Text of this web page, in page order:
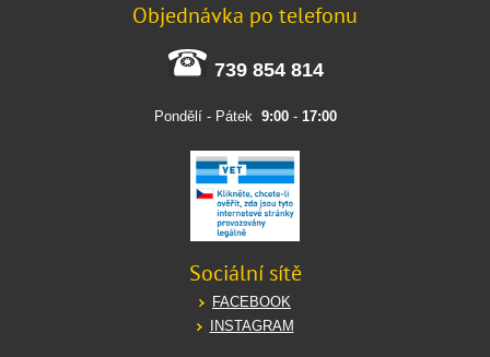
Objednávka po telefonu
739 854 814
Pondělí - Pátek 9:00- 17:00
Sociální sítě
FACEBOOK
INSTAGRAM